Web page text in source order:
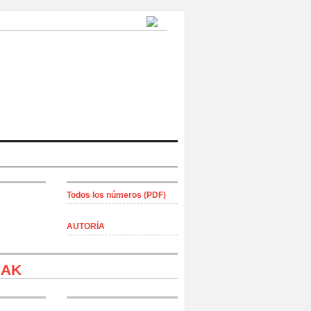
Todos los números (PDF)
AUTORÍA
de París